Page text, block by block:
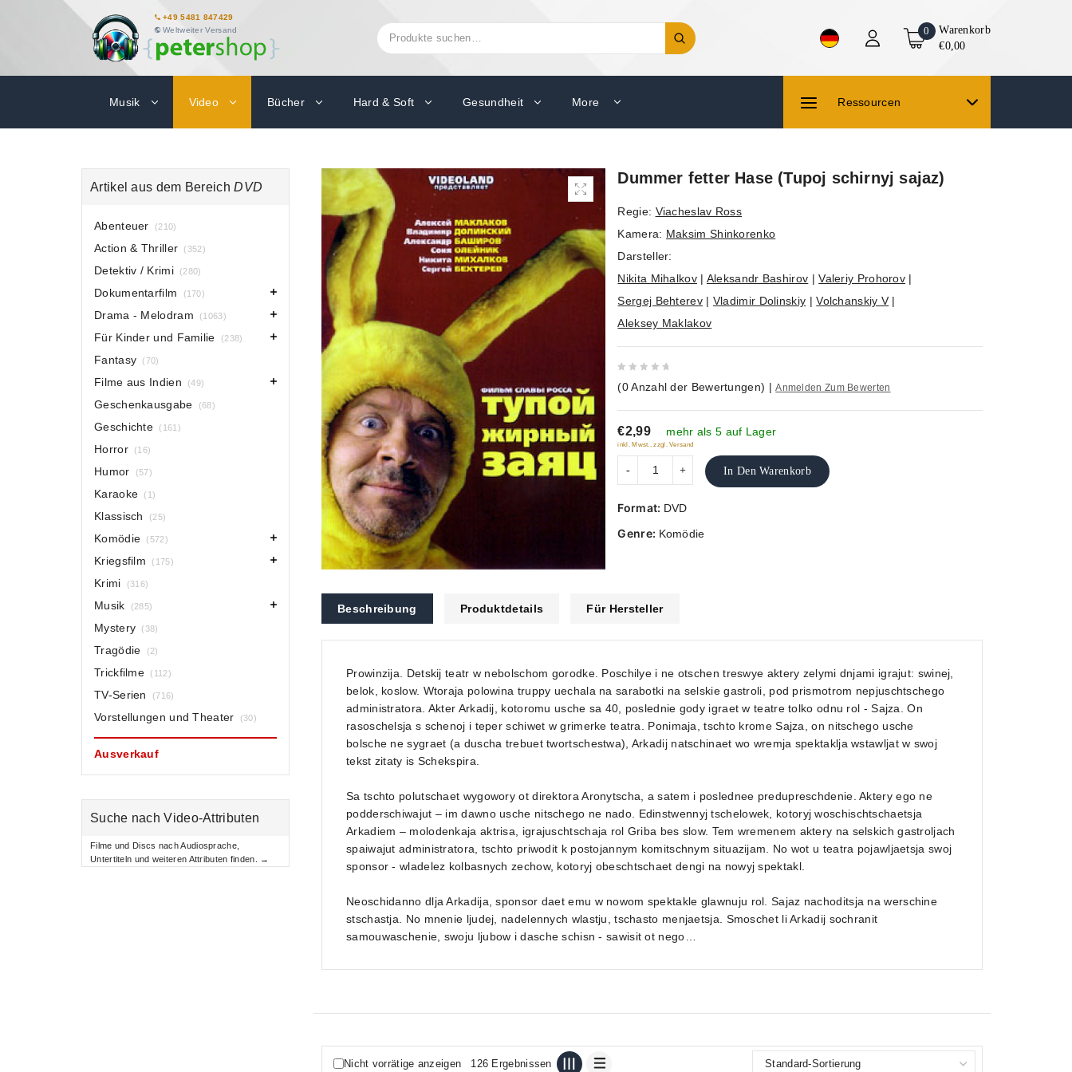
+49 5481 847429
Weltweiter Versand
Suchen
nach:
0
Warenkorb
€0,00
Musik Video Bücher Hard & Soft Gesundheit More Ressourcen
Dummer fetter Hase (Tupoj schirnyj sajaz)
Regie: Viacheslav Ross
Kamera: Maksim Shinkorenko
Darsteller:
Nikita Mihalkov| Aleksandr Bashirov |Valeriy Prohorov |
Sergej Behterev| Vladimir Dolinskiy |Volchanskiy V |
Aleksey Maklakov
out
of
5
(0Anzahl der Bewertungen) | Anmelden Zum Bewerten
€2,99 mehr als 5 auf Lager
inkl. Mwst., zzgl. Versand
In Den Warenkorb
Format: DVD
Genre: Komödie
Beschreibung Produktdetails Für Hersteller
Prowinzija. Detskij teatr w nebolschom gorodke. Poschilye i ne otschen treswye aktery zelymi dnjami igrajut: swinej,
belok, koslow. Wtoraja polowina truppy uechala na sarabotki na selskie gastroli, pod prismotrom nepjuschtschego
administratora. Akter Arkadij, kotoromu usche sa 40, poslednie gody igraet w teatre tolko odnu rol - Sajza. On
rasoschelsja s schenoj i teper schiwet w grimerke teatra. Ponimaja, tschto krome Sajza, on nitschego usche
bolsche ne sygraet (a duscha trebuet twortschestwa), Arkadij natschinaet wo wremja spektaklja wstawljat w swoj
tekst zitaty is Schekspira.
Sa tschto polutschaet wygowory ot direktora Aronytscha, a satem i poslednee predupreschdenie. Aktery ego ne
podderschiwajut – im dawno usche nitschego ne nado. Edinstwennyj tschelowek, kotoryj woschischtschaetsja
Arkadiem – molodenkaja aktrisa, igrajuschtschaja rol Griba bes slow. Tem wremenem aktery na selskich gastroljach
spaiwajut administratora, tschto priwodit k postojannym komitschnym situazijam. No wot u teatra pojawljaetsja swoj
sponsor - wladelez kolbasnych zechow, kotoryj obeschtschaet dengi na nowyj spektakl.
Neoschidanno dlja Arkadija, sponsor daet emu w nowom spektakle glawnuju rol. Sajaz nachoditsja na werschine
stschastja. No mnenie ljudej, nadelennych wlastju, tschasto menjaetsja. Smoschet li Arkadij sochranit
samouwaschenie, swoju ljubow i dasche schisn - sawisit ot nego…
Nicht vorrätige anzeigen 126 Ergebnissen
Artikel aus dem BereichDVD
Abenteuer (210)
Action & Thriller (352)
Detektiv / Krimi (280)
Dokumentarfilm (170)
Drama - Melodram (1063)
Für Kinder und Familie (238)
Fantasy (70)
Filme aus Indien (49)
Geschenkausgabe (68)
Geschichte (161)
Horror (16)
Humor (57)
Karaoke (1)
Klassisch (25)
Komödie (572)
Kriegsfilm (175)
Krimi (316)
Musik (285)
Mystery (38)
Tragödie (2)
Trickfilme (112)
TV-Serien (716)
Vorstellungen und Theater (30)
Ausverkauf
Suche nach Video-Attributen
Filme und Discs nach Audiosprache,
Untertiteln und weiteren Attributen finden. →